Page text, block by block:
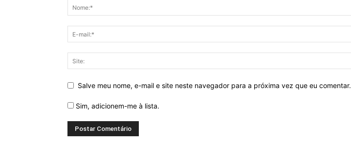
Salve meu nome, e-mail e site neste navegador para a próxima vez que eu comentar.
Sim, adicionem-me à lista.